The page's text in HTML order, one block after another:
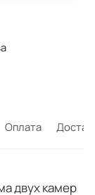
Оплата
двух камер